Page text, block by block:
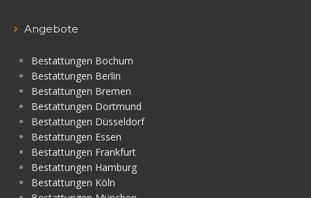
Angebote
Bestattungen Bochum
Bestattungen Berlin
Bestattungen Bremen
Bestattungen Dortmund
Bestattungen Düsseldorf
Bestattungen Essen
Bestattungen Frankfurt
Bestattungen Hamburg
Bestattungen Köln